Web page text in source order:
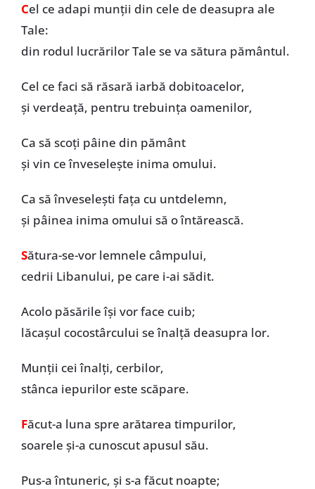
Cel ce adapi munții din cele de deasupra ale
Tale:
din rodul lucrărilor Tale se va sătura pământul.
Cel ce faci să răsară iarbă dobitoacelor,
și verdeață, pentru trebuința oamenilor,
Ca să scoți pâine din pământ
și vin ce înveselește inima omului.
Ca să înveselești fața cu untdelemn,
și pâinea inima omului să o întărească.
Sătura-se-vor lemnele câmpului,
cedrii Libanului, pe care i-ai sădit.
Acolo păsările își vor face cuib;
lăcașul cocostârcului se înalță deasupra lor.
Munții cei înalți, cerbilor,
stânca iepurilor este scăpare.
Făcut-a luna spre arătarea timpurilor,
soarele și-a cunoscut apusul său.
Pus-a întuneric, și s-a făcut noapte;